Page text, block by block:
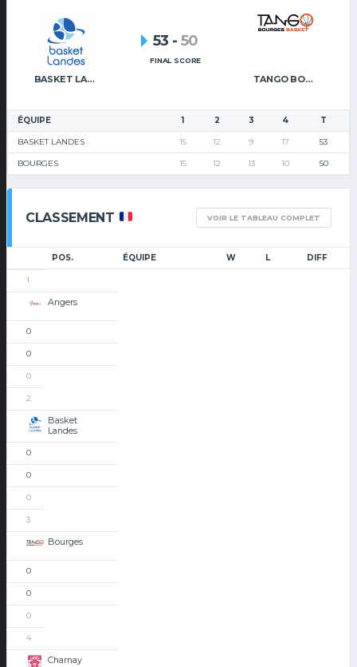
BASKET LANDES TANGO BOURGES BASKET
53 - 50
FINAL SCORE
ÉQUIPE 1 2 3 4 T
BASKET LANDES 15 12 9 17 53
BOURGES 15 12 13 10 50
CLASSEMENT VOIR LE TABLEAU COMPLET
POS. ÉQUIPE W L DIFF
1
Angers
0
0
0
2
Basket
Landes
0
0
0
3
Bourges
0
0
0
4
Charnay